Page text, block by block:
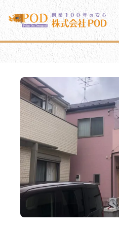
メインコンテンツにスキップ
株式会社ペイント・オン・デ
千葉の外壁塗装・屋根塗装
株式会社ペイント・オン・デ
モバイルメニュー
PODのまちづくり
ご相談と流れ
PODについて